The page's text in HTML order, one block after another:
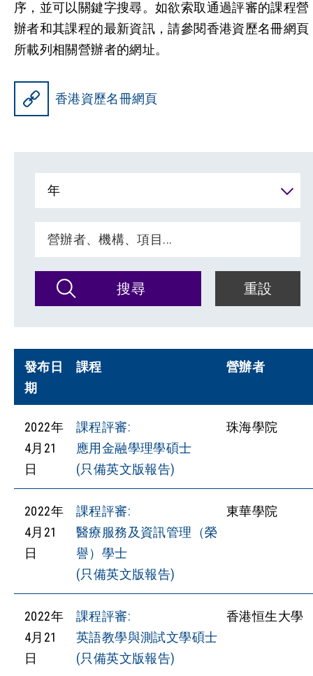
序，並可以關鍵字搜尋。如欲索取通過評審的課程營
辦者和其課程的最新資訊，請參閱香港資歷名冊網頁
所載列相關營辦者的網址。
香港資歷名冊網頁
年
搜尋 重設
發布日
期
課程 營辦者
2022年
4月21
日
課程評審:
應用金融學理學碩士
(只備英文版報告)
珠海學院
2022年
4月21
日
課程評審:
醫療服務及資訊管理（榮
譽）學士
(只備英文版報告)
東華學院
2022年
4月21
日
課程評審:
英語教學與測試文學碩士
(只備英文版報告)
香港恒生大學